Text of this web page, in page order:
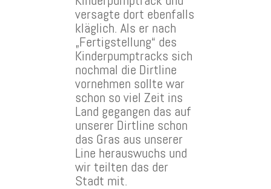
versagte dort ebenfalls
kläglich. Als er nach
„Fertigstellung“ des
Kinderpumptracks sich
nochmal die Dirtline
vornehmen sollte war
schon so viel Zeit ins
Land gegangen das auf
unserer Dirtline schon
das Gras aus unserer
Line herauswuchs und
wir teilten das der
Stadt mit.